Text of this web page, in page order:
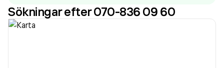
6 358 000,00 kr
senaste räkenskapsåret (2021).
Sökningar efter 070-836 09 60